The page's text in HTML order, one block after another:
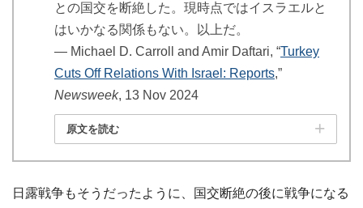
との国交を断絶した。現時点ではイスラエルと
はいかなる関係もない。以上だ。
― Michael D. Carroll and Amir Daftari, “Turkey
Cuts Off Relations With Israel: Reports,”
Newsweek, 13 Nov 2024
原文を読む
日露戦争もそうだったように、国交断絶の後に戦争になる